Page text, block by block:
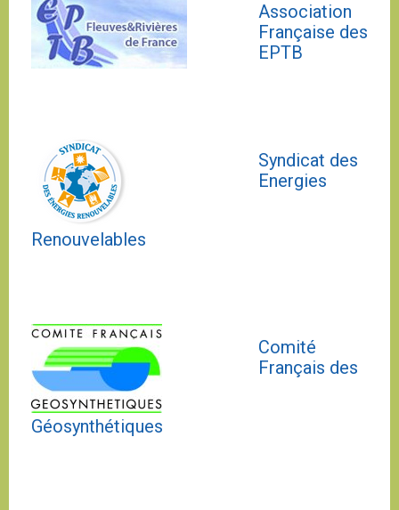
Association
Française des
EPTB
Syndicat des
Energies
Renouvelables
Comité
Français des
Géosynthétiques